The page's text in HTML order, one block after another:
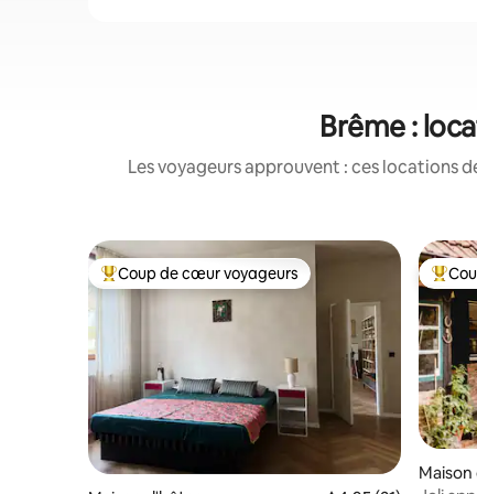
Brême :
Les voyageurs approuvent : ces locations
Coups de cœur voyageurs les plus appréciés
Coup de cœur voyageurs